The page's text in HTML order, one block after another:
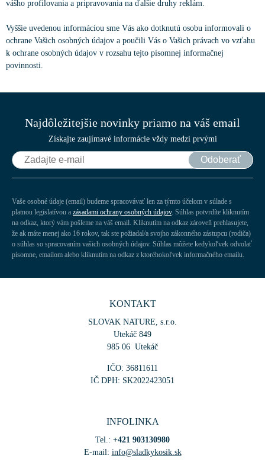
vášho profilovania a pripravovania na ďalšie druhy reklám.
Vyššie uvedenou informáciou sme Vás ako dotknutú osobu informovali o
ochrane Vašich osobných údajov a poučili Vás o Vašich právach vo vzťahu
k ochrane osobných údajov v rozsahu tejto písomnej informačnej
povinnosti.
Najdôležitejšie novinky priamo na váš email
Získajte zaujímavé informácie vždy medzi prvými
Odoberať
Vaše osobné údaje (email) budeme spracovávať len za týmto účelom v súlade s
platnou legislatívou a zásadami ochrany osobných údajov. Súhlas potvrdíte kliknutím
na odkaz, ktorý vám pošleme na váš email. Kliknutím na odkaz zároveň prehlasujete,
že ak máte menej ako 16 rokov, tak ste požiadal/a svojho zákonného zástupcu (rodiča)
o súhlas so spracovaním vašich osobných údajov. Súhlas môžete kedykoľvek odvolať
písomne, emailom alebo kliknutím na odkaz z ktoréhokoľvek informačného emailu.
KONTAKT
SLOVAK NATURE, s.r.o.
Utekáč 849
985 06 Utekáč
IČO: 36811611
IČ DPH: SK2022423051
INFOLINKA
Tel.: +421 903130980
E-mail: info@sladkykosik.sk